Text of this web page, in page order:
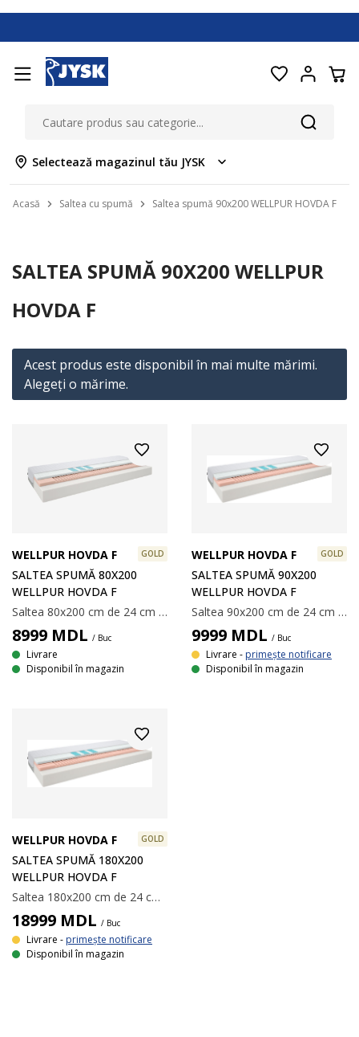
Selectează magazinul tău JYSK
Acasă Saltea cu spumă Saltea spumă 90х200 WELLPUR HOVDA F
SALTEA SPUMĂ 90Х200 WELLPUR
HOVDA F
Acest produs este disponibil în mai multe mărimi.
Alegeţi o mărime.
WELLPUR HOVDA F GOLD
SALTEA SPUMĂ 80X200
WELLPUR HOVDA F
Saltea 80x200 cm de 24 cm grosime cu 7 zone de confort. Nucleu de 4 cm din spumă cu memorie AIR care înlătură tensiunea musculară, 4 cm spumă flexibilă Comfort+ și 16 cm de spumă poliuretanică. Cu gel răcoritor în zona șoldurilor. Spuma cu memorie AIR se mulează rapid și perfect pe conturul corpului, chiar și într-un mediu răcoros de somn. Husa lavabilă cu polietilenă răcoroasă pe o parte.
8999 MDL / Buc
Livrare
Disponibil în magazin
WELLPUR HOVDA F GOLD
SALTEA SPUMĂ 90Х200
WELLPUR HOVDA F
Saltea 90x200 cm de 24 cm grosime cu 7 zone de confort. Nucleu de 4 cm din spumă cu memorie AIR care înlătură tensiunea musculară, 4 cm spumă flexibilă Comfort+ și 16 cm de spumă poliuretanică. Cu gel răcoritor în zona șoldurilor. Spuma cu memorie AIR se mulează rapid și perfect pe conturul corpului, chiar și într-un mediu răcoros de somn. Husa lavabilă cu polietilenă răcoroasă pe o parte.
9999 MDL / Buc
Livrare - primește notificare
Disponibil în magazin
WELLPUR HOVDA F GOLD
SALTEA SPUMĂ 180X200
WELLPUR HOVDA F
Saltea 180x200 cm de 24 cm grosime cu 7 zone de confort. Nucleu de 4 cm din spumă cu memorie AIR care înlătură tensiunea musculară, 4 cm spumă flexibilă Comfort+ și 16 cm de spumă poliuretanică. Cu gel răcoritor în zona șoldurilor. Spuma cu memorie AIR se mulează rapid și perfect pe conturul corpului, chiar și într-un mediu răcoros de somn. Husa lavabilă cu polietilenă răcoroasă pe o parte.
18999 MDL / Buc
Livrare - primește notificare
Disponibil în magazin